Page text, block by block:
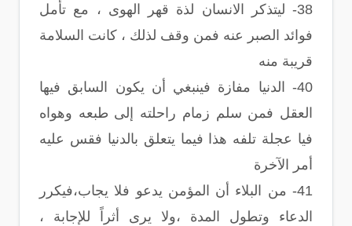
38- ليتذكر الانسان لذة قهر الهوى ، مع تأمل
فوائد الصبر عنه فمن وقف لذلك ، كانت السلامة
قريبة منه
40- الدنيا مفازة فينبغي أن يكون السابق فيها
العقل فمن سلم زمام راحلته إلى طبعه وهواه
فيا عجلة تلفه هذا فيما يتعلق بالدنيا فقس عليه
أمر الآخرة
41- من البلاء أن المؤمن يدعو فلا يجاب،فيكرر
الدعاء وتطول المدة ،ولا يرى أثراً للإجابة ،